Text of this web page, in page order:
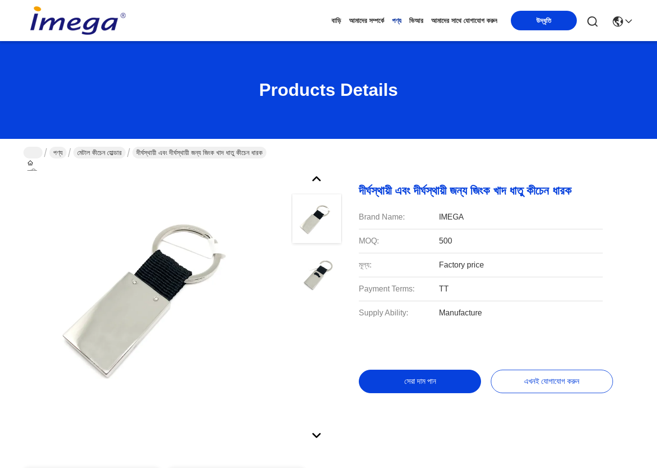
বাড়ি আমাদের সম্পর্কে পণ্য ভিআর আমাদের সাথে যোগাযোগ করুন উদ্ধৃতি
Products Details
বাড়ি
পণ্য মেটাল কীচেন হোল্ডার দীর্ঘস্থায়ী এবং দীর্ঘস্থায়ী জন্য জিংক খাদ ধাতু কীচেন ধারক
দীর্ঘস্থায়ী এবং দীর্ঘস্থায়ী জন্য জিংক খাদ ধাতু কীচেন ধারক
Brand Name: IMEGA
MOQ: 500
মূল্য: Factory price
Payment Terms: TT
Supply Ability: Manufacture
সেরা দাম পান এখনই যোগাযোগ করুন